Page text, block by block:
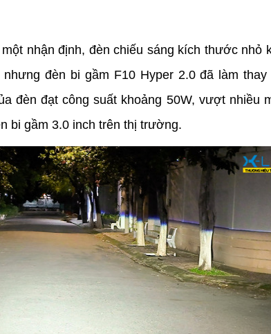
nhận định, đèn chiếu sáng kích thước nhỏ
đèn bi gầm F10 Hyper 2.0 đã làm thay
đèn đạt công suất khoảng 50W, vượt nhiều
bi gầm 3.0 inch trên thị trường.